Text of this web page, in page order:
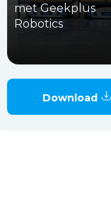
met Geekplus
Robotics
Download